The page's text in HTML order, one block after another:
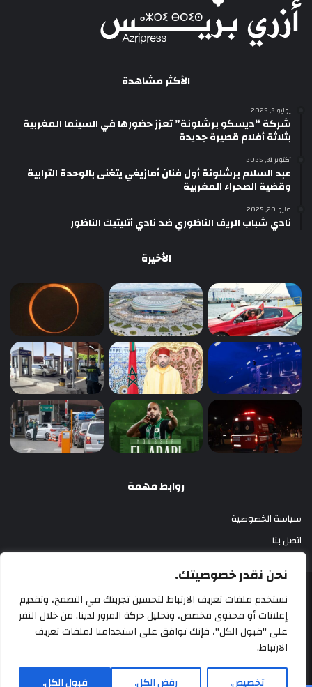
نحن نقدر خصوصيتك.
نستخدم ملفات تعريف الارتباط لتحسين تجربتك في التصفح، وتقديم
إعلانات أو محتوى مخصص، وتحليل حركة المرور لدينا. من خلال النقر
على "قبول الكل"، فإنك توافق على استخدامنا لملفات تعريف
الارتباط.
تخصيص.
رفض الكل. قبول الكل.
الأكثر مشاهدة
يوليو 3, 2025
شركة “ديسكو برشلونة” تعزز حضورها في السينما المغربية
بثلاثة أفلام قصيرة جديدة
أكتوبر 31, 2025
عبد السلام برشلونة أول فنان أمازيغي يتغنى بالوحدة الترابية
وقضية الصحراء المغربية
مايو 20, 2025
نادي شباب الريف الناظوري ضد نادي أتليتيك الناظور
الأخيرة
روابط مهمة
سياسة الخصوصية
اتصل بنا
أزري بريس 2025
سياسة الخصوصية اتصل بنا